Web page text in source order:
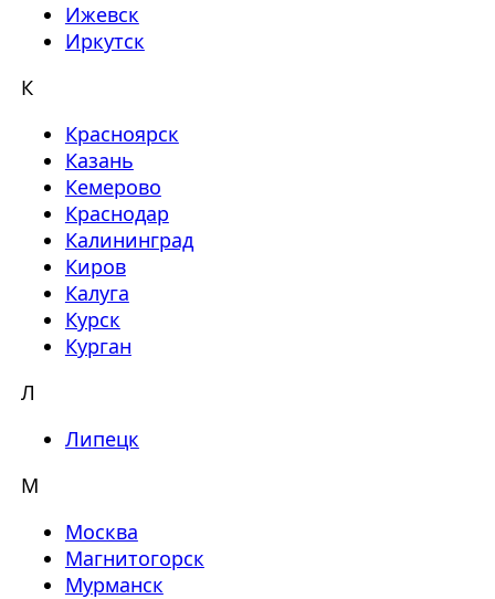
Ижевск
Иркутск
К
Красноярск
Казань
Кемерово
Краснодар
Калининград
Киров
Калуга
Курск
Курган
Л
Липецк
М
Москва
Магнитогорск
Мурманск